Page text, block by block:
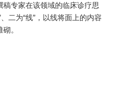
专家在该领域的临床诊疗思
二为“线”，以线将面上的内容
。